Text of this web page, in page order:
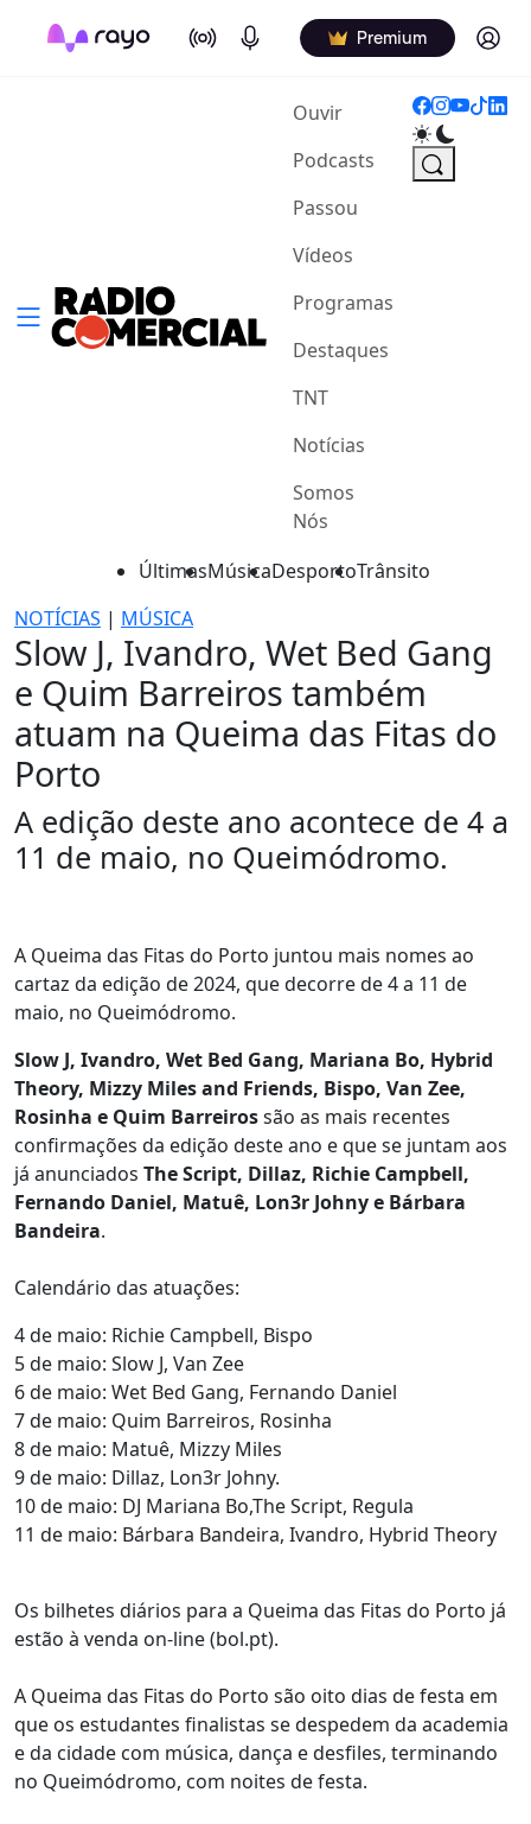
On Air Podcasts Premium Log in
Ouvir(current)
Podcasts
Passou
Vídeos
Programas
Destaques
TNT
Notícias
Somos
Nós
ÚltimasMúsicaDesportoTrânsito
NOTÍCIAS | MÚSICA
Slow J, Ivandro, Wet Bed Gang
e Quim Barreiros também
atuam na Queima das Fitas do
Porto
A edição deste ano acontece de 4 a
11 de maio, no Queimódromo.
A Queima das Fitas do Porto juntou mais nomes ao
cartaz da edição de 2024, que decorre de 4 a 11 de
maio, no Queimódromo.
Slow J, Ivandro, Wet Bed Gang, Mariana Bo, Hybrid
Theory, Mizzy Miles and Friends, Bispo, Van Zee,
Rosinha e Quim Barreirossão as mais recentes
confirmações da edição deste ano e que se juntam aos
já anunciados The Script, Dillaz, Richie Campbell,
Fernando Daniel, Matuê, Lon3r Johny e Bárbara
Bandeira.
Calendário das atuações:
4 de maio: Richie Campbell, Bispo
5 de maio: Slow J, Van Zee
6 de maio: Wet Bed Gang, Fernando Daniel
7 de maio: Quim Barreiros, Rosinha
8 de maio: Matuê, Mizzy Miles
9 de maio: Dillaz, Lon3r Johny.
10 de maio: DJ Mariana Bo,The Script, Regula
11 de maio: Bárbara Bandeira, Ivandro, Hybrid Theory
Os bilhetes diários para a Queima das Fitas do Porto já
estão à venda on-line (bol.pt).
A Queima das Fitas do Porto são oito dias de festa em
que os estudantes finalistas se despedem da academia
e da cidade com música, dança e desfiles, terminando
no Queimódromo, com noites de festa.